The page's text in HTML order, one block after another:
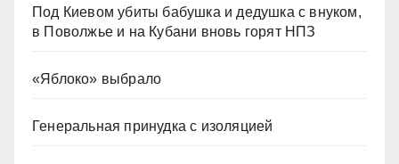
Под Киевом убиты бабушка и дедушка с внуком,
в Поволжье и на Кубани вновь горят НПЗ
«Яблоко» выбрало
Генеральная принудка с изоляцией